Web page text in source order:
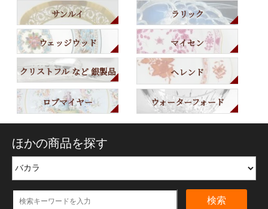
サンルイ ラリック
ウェッジウッド マイセン
クリストフル など 銀製品 ヘレンド
ロブマイヤー ウォーターフォード
ほかの商品を探す
検索